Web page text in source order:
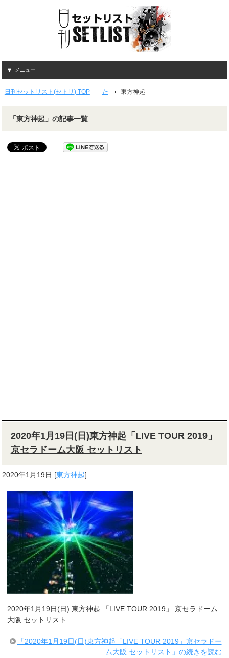
メニュー
日刊セットリスト(セトリ) TOP た 東方神起
「東方神起」の記事一覧
2020年1月19日(日)東方神起「LIVE TOUR 2019」
京セラドーム大阪 セットリスト
2020年1月19日 [東方神起]
2020年1月19日(日) 東方神起 「LIVE TOUR 2019」 京セラドーム
大阪 セットリスト
「2020年1月19日(日)東方神起「LIVE TOUR 2019」京セラドー
ム大阪 セットリスト」の続きを読む